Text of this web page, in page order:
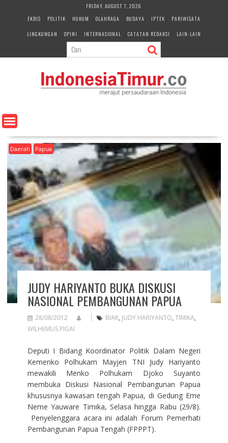
e
n
FRIDAY, AUGUST 7, 2026
EKBIS
POLITIK HUKUM OLAHRAGA BUDAYA IPTEK
PARIWISATA
LINGKUNGAN
OPINI INTERNASIONAL CATATAN REDAKSI LAIN-LAIN
Daerah Papua
JUDY HARIYANTO BUKA DISKUSI
NASIONAL PEMBANGUNAN PAPUA
28/08/2012 BIAK, JUDY HARIYANTO, TIMIKA,
WILHEMUS PIGAI
Deputi I Bidang Koordinator Politik Dalam Negeri
Kemenko Polhukam Mayjen TNI Judy Hariyanto
mewakili Menko Polhukam Djoko Suyanto
membuka Diskusi Nasional Pembangunan Papua
khususnya kawasan tengah Papua, di Gedung Eme
Neme Yauware Timika, Selasa hingga Rabu (29/8).
Penyelenggara acara ini adalah Forum Pemerhati
Pembangunan Papua Tengah (FPPPT).